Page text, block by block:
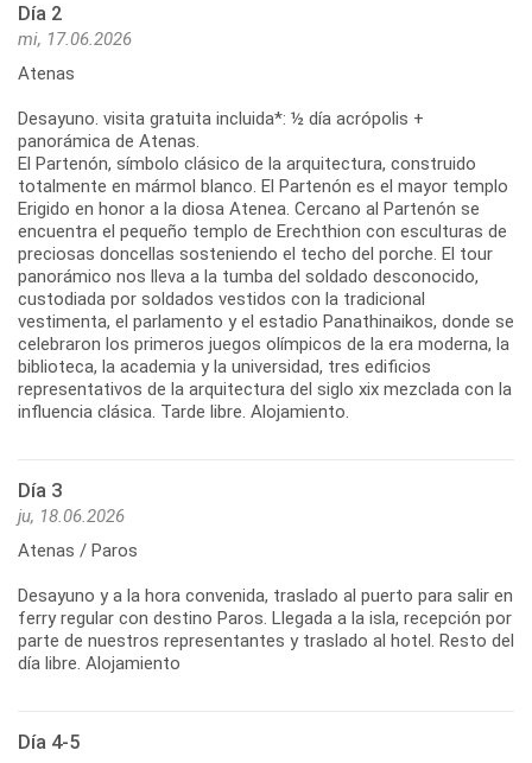
Día 2
mi, 17.06.2026
Atenas
Desayuno. visita gratuita incluida*: ½ día acrópolis +
panorámica de Atenas.
El Partenón, símbolo clásico de la arquitectura, construido
totalmente en mármol blanco. El Partenón es el mayor templo
Erigido en honor a la diosa Atenea. Cercano al Partenón se
encuentra el pequeño templo de Erechthion con esculturas de
preciosas doncellas sosteniendo el techo del porche. El tour
panorámico nos lleva a la tumba del soldado desconocido,
custodiada por soldados vestidos con la tradicional
vestimenta, el parlamento y el estadio Panathinaikos, donde se
celebraron los primeros juegos olímpicos de la era moderna, la
biblioteca, la academia y la universidad, tres edificios
representativos de la arquitectura del siglo xix mezclada con la
influencia clásica. Tarde libre. Alojamiento.
Día 3
ju, 18.06.2026
Atenas / Paros
Desayuno y a la hora convenida, traslado al puerto para salir en
ferry regular con destino Paros. Llegada a la isla, recepción por
parte de nuestros representantes y traslado al hotel. Resto del
día libre. Alojamiento
Día 4-5